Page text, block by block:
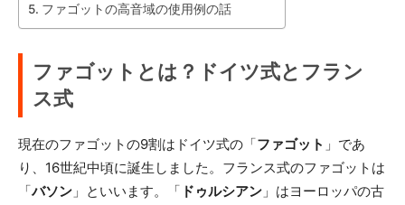
ファゴットの高音域の使用例の話
ファゴットとは？ドイツ式とフラン
ス式
現在のファゴットの9割はドイツ式の「ファゴット 」であ
り、16世紀中頃に誕生しました。フランス式のファゴットは
「バソン 」といいます。「 ドゥルシアン 」はヨーロッパの古